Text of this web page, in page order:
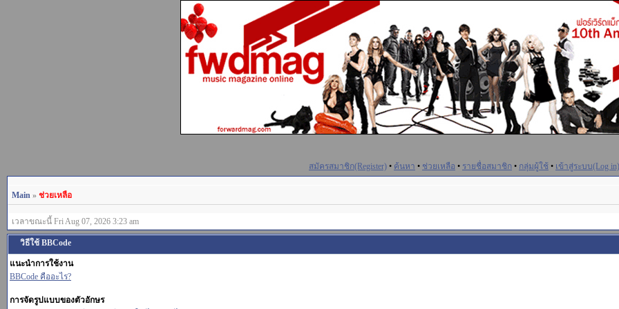
สมัครสมาชิก(Register) • ค้นหา • ช่วยเหลือ • รายชื่อสมาชิก • กลุ่มผู้ใช้ • เข้าสู่ระบบ(Log in)
Main » ช่วยเหลือ
เวลาขณะนี้ Fri Aug 07, 2026 3:23 am
วิธีใช้ BBCode
แนะนำการใช้งาน
BBCode คืออะไร?
การจัดรูปแบบของตัวอักษร